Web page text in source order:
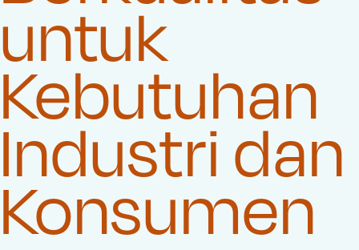
untuk
Kebutuhan
Industri dan
Konsumen